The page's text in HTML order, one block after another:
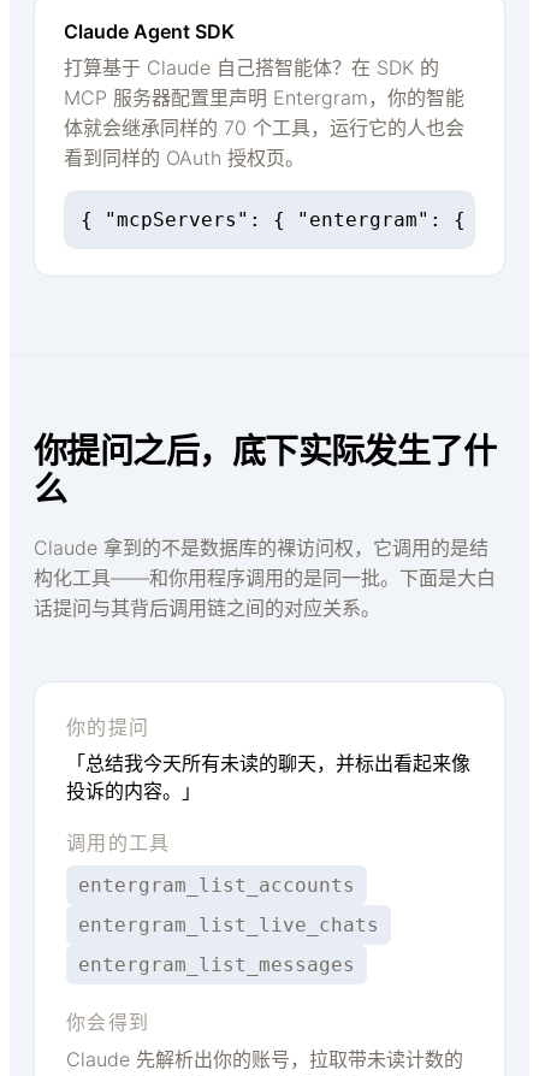
Claude Agent SDK
打算基于 Claude 自己搭智能体？在 SDK 的
MCP 服务器配置里声明 Entergram，你的智能
体就会继承同样的 70 个工具，运行它的人也会
看到同样的 OAuth 授权页。
{ "mcpServers": { "entergram": {
你提问之后，底下实际发生了什
么
Claude 拿到的不是数据库的裸访问权，它调用的是结
构化工具——和你用程序调用的是同一批。下面是大白
话提问与其背后调用链之间的对应关系。
你的提问
「总结我今天所有未读的聊天，并标出看起来像
投诉的内容。」
调用的工具
entergram_list_accounts
entergram_list_live_chats
entergram_list_messages
你会得到
Claude 先解析出你的账号，拉取带未读计数的